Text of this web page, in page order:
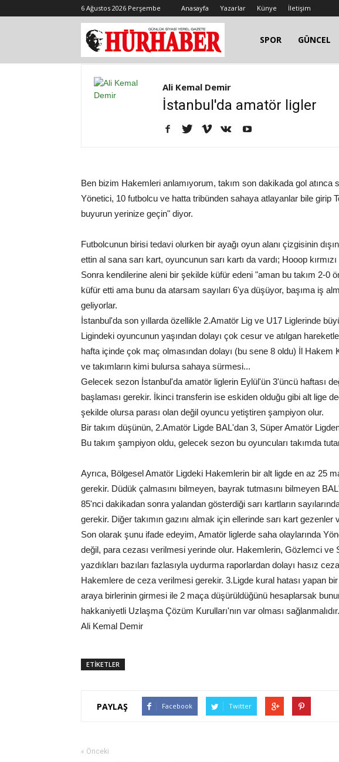
6 Ağustos 2026 Perşembe Anasayfa Yazarlar Künye İletişim
SPOR GÜNCEL
Ali Kemal Demir
İstanbul'da amatör ligler
Ben bizim Hakemleri anlamıyorum, takım son dakikada gol atınca
Yönetici, 10 futbolcu ve hatta tribünden sahaya atlayanlar bile girip
buyurun yerinize geçin" diyor.
Futbolcunun birisi tedavi olurken bir ayağı oyun alanı çizgisinin
ettin al sana sarı kart, oyuncunun sarı kartı da vardı; Hooop
Sonra kendilerine aleni bir şekilde küfür edeni "aman bu takım 2-0
küfür etti ama bunu da atarsam sayıları 6'ya düşüyor, başıma iş
geliyorlar.
İstanbul'da son yıllarda özellikle 2.Amatör Lig ve U17 Liglerinde
Ligindeki oyuncunun yaşından dolayı çok cesur ve atılgan
hafta içinde çok maç olmasından dolayı (bu sene 8 oldu) İl Hakem
ve takımların kimi bulursa sahaya sürmesi...
Gelecek sezon İstanbul'da amatör liglerin Eylül'ün 3'üncü haftası
başlaması gerekir. İkinci transferin ise eskiden olduğu gibi alt lige
şekilde olursa parası olan değil oyuncu yetiştiren şampiyon olur.
Bir takım düşünün, 2.Amatör Ligde BAL'dan 3, Süper Amatör
Bu takım şampiyon oldu, gelecek sezon bu oyuncuları takımda
Ayrıca, Bölgesel Amatör Ligdeki Hakemlerin bir alt ligde en az 25
gerekir. Düdük çalmasını bilmeyen, bayrak tutmasını bilmeyen
85'nci dakikadan sonra yalandan gösterdiği sarı kartların
gerekir. Diğer takımın gazını almak için ellerinde sarı kart
Son olarak şunu ifade edeyim, Amatör liglerde saha olaylarında
değil, para cezası verilmesi yerinde olur. Hakemlerin, Gözlemci ve
yazdıkları bazıları fazlasıyla uydurma raporlardan dolayı hasız
Hakemlere de ceza verilmesi gerekir. 3.Ligde kural hatası yapan bir
araya birlerinin girmesi ile 2 maça düşürüldüğünü hesaplarsak
hakkaniyetli Uzlaşma Çözüm Kurulları'nın var olması sağlanmalıdır.
Ali Kemal Demir
ETİKETLER
PAYLAŞ Facebook Twitter
« Önceki